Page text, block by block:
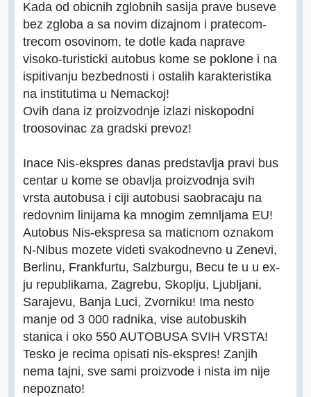
Kada od obicnih zglobnih sasija prave buseve
bez zgloba a sa novim dizajnom i pratecom-
trecom osovinom, te dotle kada naprave
visoko-turisticki autobus kome se poklone i na
ispitivanju bezbednosti i ostalih karakteristika
na institutima u Nemackoj!
Ovih dana iz proizvodnje izlazi niskopodni
troosovinac za gradski prevoz!
Inace Nis-ekspres danas predstavlja pravi bus
centar u kome se obavlja proizvodnja svih
vrsta autobusa i ciji autobusi saobracaju na
redovnim linijama ka mnogim zemnljama EU!
Autobus Nis-ekspresa sa maticnom oznakom
N-Nibus mozete videti svakodnevno u Zenevi,
Berlinu, Frankfurtu, Salzburgu, Becu te u u ex-
ju republikama, Zagrebu, Skoplju, Ljubljani,
Sarajevu, Banja Luci, Zvorniku! Ima nesto
manje od 3 000 radnika, vise autobuskih
stanica i oko 550 AUTOBUSA SVIH VRSTA!
Tesko je recima opisati nis-ekspres! Zanjih
nema tajni, sve sami proizvode i nista im nije
nepoznato!